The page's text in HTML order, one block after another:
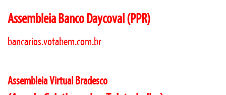
Assembleia Banco Daycoval (PPR)
bancarios.votabem.com.br
Assembleia Virtual Bradesco